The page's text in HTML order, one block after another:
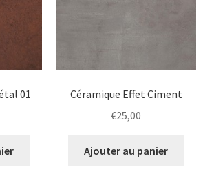
01
Céramique Effet Ciment
€25,00
Ajouter au panier